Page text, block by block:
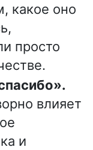
какое оно
просто
влияет
и